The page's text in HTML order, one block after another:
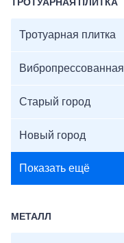
ТРОТУАРНАЯ ПЛИТКА
Тротуарная плитка
Вибропрессованная
Старый город
Новый город
Показать ещё
МЕТАЛЛ